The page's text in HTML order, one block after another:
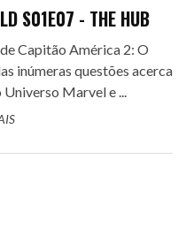
S01E07 - THE HUB
Capitão América 2: O
inúmeras questões acerca
Universo Marvel e ...